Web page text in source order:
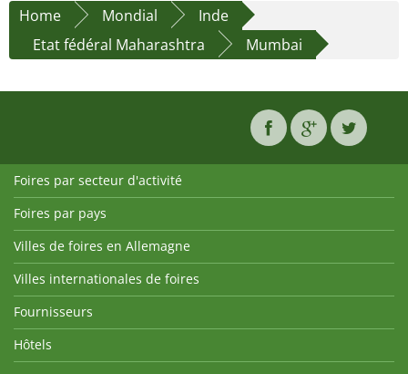
Home Mondial
Inde
Etat fédéral Maharashtra
Mumbai
Foires par secteur d'activité
Foires par pays
Villes de foires en Allemagne
Villes internationales de foires
Fournisseurs
Hôtels